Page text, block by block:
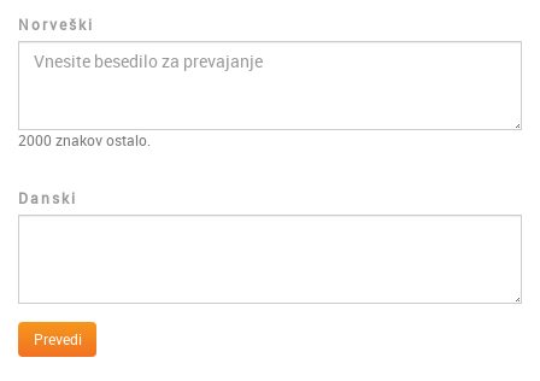
Norveški
2000 znakov ostalo.
Danski
Prevedi